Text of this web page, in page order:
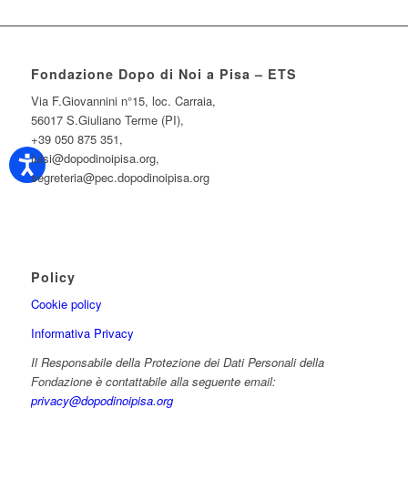
Fondazione Dopo di Noi a Pisa – ETS
Via F.Giovannini n°15, loc. Carraia,
56017 S.Giuliano Terme (PI),
+39 050 875 351,
luisi@dopodinoipisa.org,
segreteria@pec.dopodinoipisa.org
Policy
Cookie policy
Informativa Privacy
Il Responsabile della Protezione dei Dati Personali della
Fondazione è contattabile alla seguente email:
privacy@dopodinoipisa.org